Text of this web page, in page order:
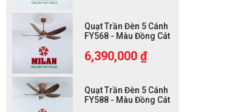
Quạt Trần Đèn 5 Cánh
FY568 - Màu Đồng Cát
6,390,000 ₫
Quạt Trần Đèn 5 Cánh
FY588 - Màu Đồng Cát